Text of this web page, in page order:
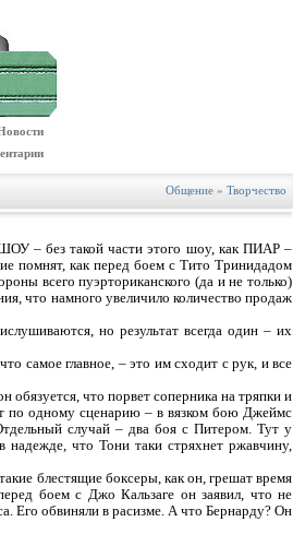
Общение » Творчество
– без такой части этого шоу, как ПИАР –
помнят, как перед боем с Тито Тринидадом
всего пуэрториканского (да и не только)
что намного увеличило количество продаж
но результат всегда один – их
самое главное, – это им сходит с рук, и все
что порвет соперника на тряпки и
по одному сценарию – в вязком бою Джеймс
случай – два боя с Питером. Тут у
надежде, что Тони таки стряхнет ржавчину,
блестящие боксеры, как он, грешат время
боем с Джо Кальзаге он заявил, что не
Его обвиняли в расизме. А что Бернарду? Он